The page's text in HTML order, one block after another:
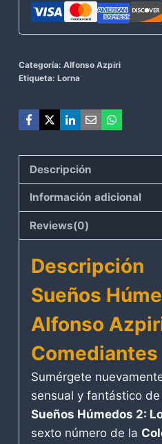
Categoría: Alfonso Azpiri
Etiqueta: Lorna
Descripción
Información adicional
Reviews(0)
Descripción
Sueños
Alfonso
Comediantes
Sumérgete
sensual y fantástico de
Sueños Húmedos 2:
sexto número de la